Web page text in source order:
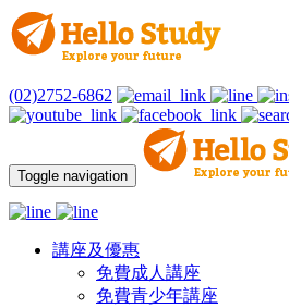
(02)2752-6862
Toggle navigation
講座及優惠
免費成人講座
免費青少年講座